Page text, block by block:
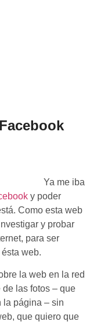
Ya me iba
y poder
Como esta web
y probar
para ser
web.
la web en la red
las fotos – que
la página – sin
que quiero que